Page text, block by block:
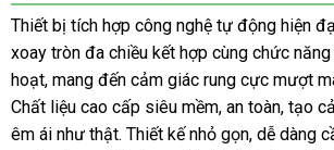
Thiết bị tích hợp công nghệ tự động hiện
xoay tròn đa chiều kết hợp cùng chức
hoạt, mang đến cảm giác rung cực mượt
Chất liệu cao cấp siêu mềm, an toàn, tạo
êm ái như thật. Thiết kế nhỏ gọn, dễ dàng